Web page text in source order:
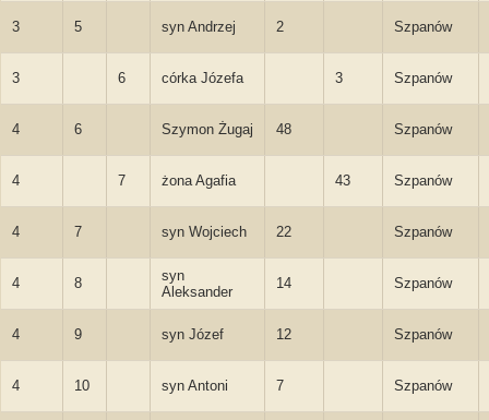
3 5 syn Andrzej 2 Szpanów
3 6 córka Józefa 3 Szpanów
4 6 Szymon Żugaj 48 Szpanów
4 7 żona Agafia 43 Szpanów
4 7 syn Wojciech 22 Szpanów
4 8
syn
Aleksander
14 Szpanów
4 9 syn Józef 12 Szpanów
4 10 syn Antoni 7 Szpanów